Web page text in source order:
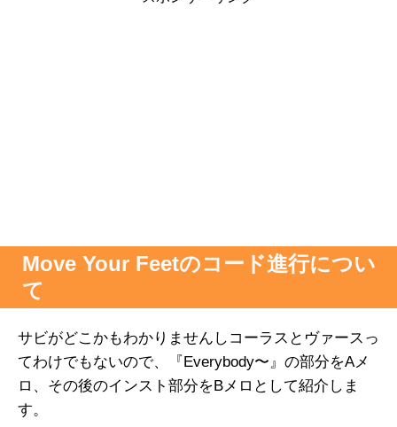
Move Your Feetのコード進行につい
て
サビがどこかもわかりませんしコーラスとヴァースっ
てわけでもないので、『Everybody〜』の部分をAメ
ロ、その後のインスト部分をBメロとして紹介しま
す。